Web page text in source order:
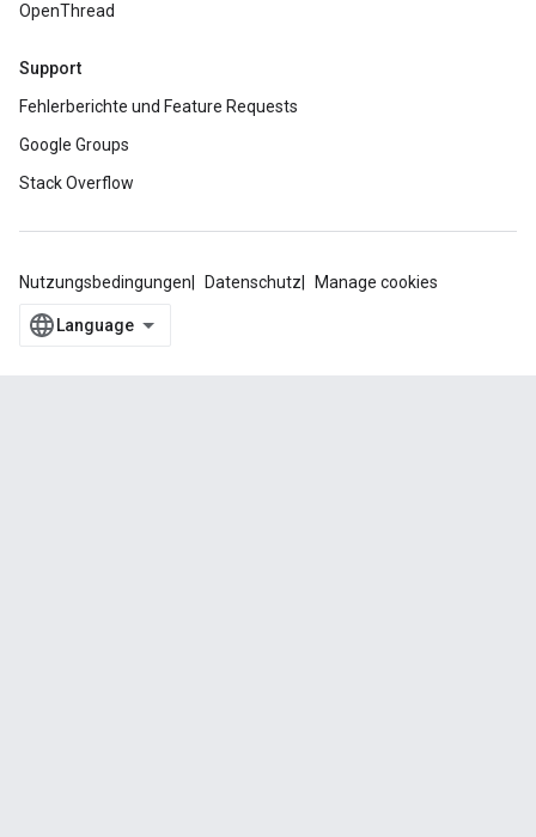
OpenThread
Support
Fehlerberichte und Feature Requests
Google Groups
Stack Overflow
Nutzungsbedingungen Datenschutz Manage cookies